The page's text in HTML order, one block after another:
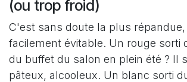
(ou trop froid)
C'est sans doute la plus
facilement évitable. Un rouge sorti
du buffet du salon en plein été ? Il
pâteux, alcooleux. Un blanc sorti